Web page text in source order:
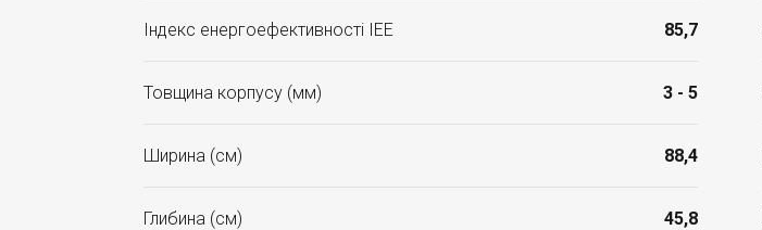
Індекс енергоефективності ІЕЕ 85,7
Товщина корпусу (мм) 3 - 5
Ширина (см) 88,4
Глибина (см) 45,8